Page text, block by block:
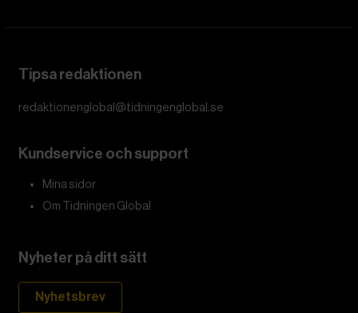
Tipsa redaktionen
redaktionenglobal@tidningenglobal.se
Kundservice och support
Mina sidor
Om Tidningen Global
Nyheter på ditt sätt
Nyhetsbrev